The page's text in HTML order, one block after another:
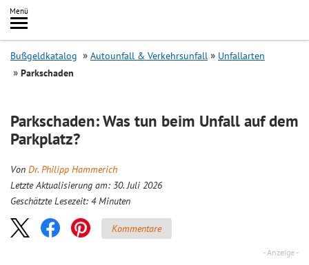
Inhalt
springen
Menü
Search
Bußgeldkatalog Autounfall & Verkehrsunfall
Unfallarten
Parkschaden
Parkschaden: Was tun beim Unfall auf dem
Parkplatz?
Von Dr. Philipp Hammerich
Letzte Aktualisierung am: 30. Juli 2026
Geschätzte Lesezeit: 4 Minuten
Kommentare